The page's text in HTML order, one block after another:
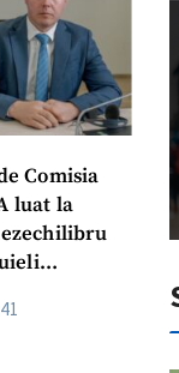
Comisia
luat la